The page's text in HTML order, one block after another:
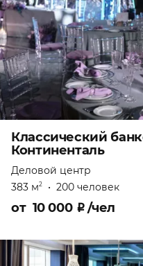
Классический
Континенталь
Деловой центр
383 м2 • 200 человек
от 10 000 ₽/чел